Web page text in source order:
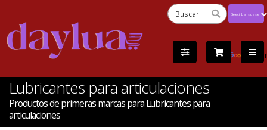
by
Lubricantes para articulaciones
Productos de primeras marcas para Lubricantes para
articulaciones